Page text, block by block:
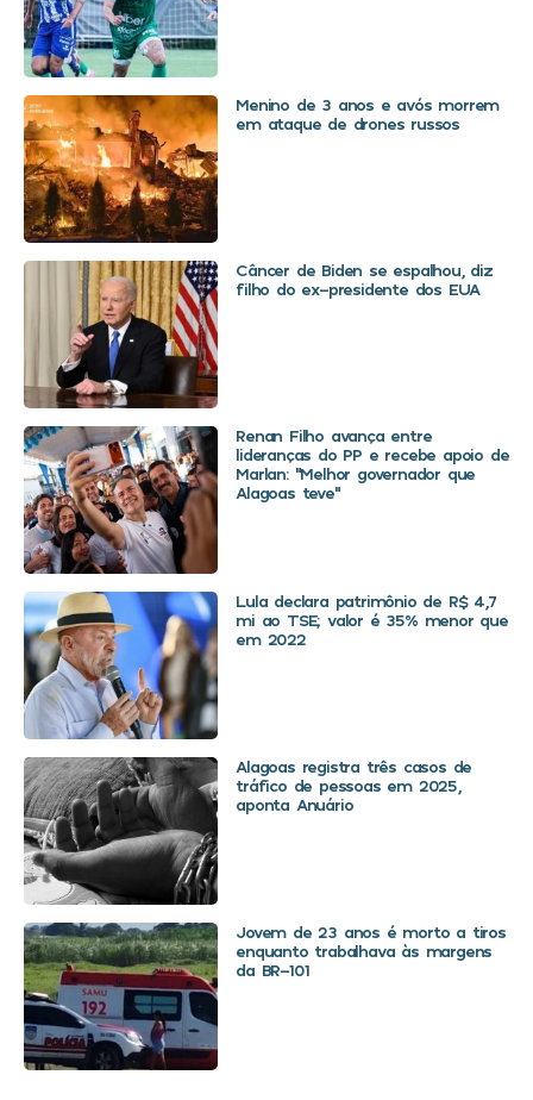
Menino de 3 anos e avós morrem
em ataque de drones russos
Câncer de Biden se espalhou, diz
filho do ex-presidente dos EUA
Renan Filho avança entre
lideranças do PP e recebe apoio de
Marlan: “Melhor governador que
Alagoas teve”
Lula declara patrimônio de R$ 4,7
mi ao TSE; valor é 35% menor que
em 2022
Alagoas registra três casos de
tráfico de pessoas em 2025,
aponta Anuário
Jovem de 23 anos é morto a tiros
enquanto trabalhava às margens
da BR-101